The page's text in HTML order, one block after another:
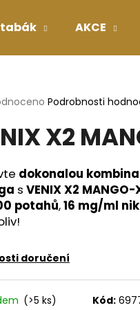
AKCE
Podrobnosti
X2
dokonalou
s VENIX X2 MANGO-
potahů,16 mg/ml
doručení
(>5 ks) Kód:
HLEDAT